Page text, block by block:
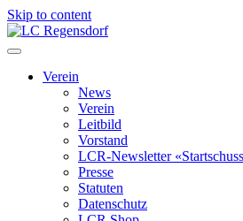
Skip to content
LC Regensdorf
Verein
News
Verein
Leitbild
Vorstand
LCR-Newsletter
Presse
Statuten
Datenschutz